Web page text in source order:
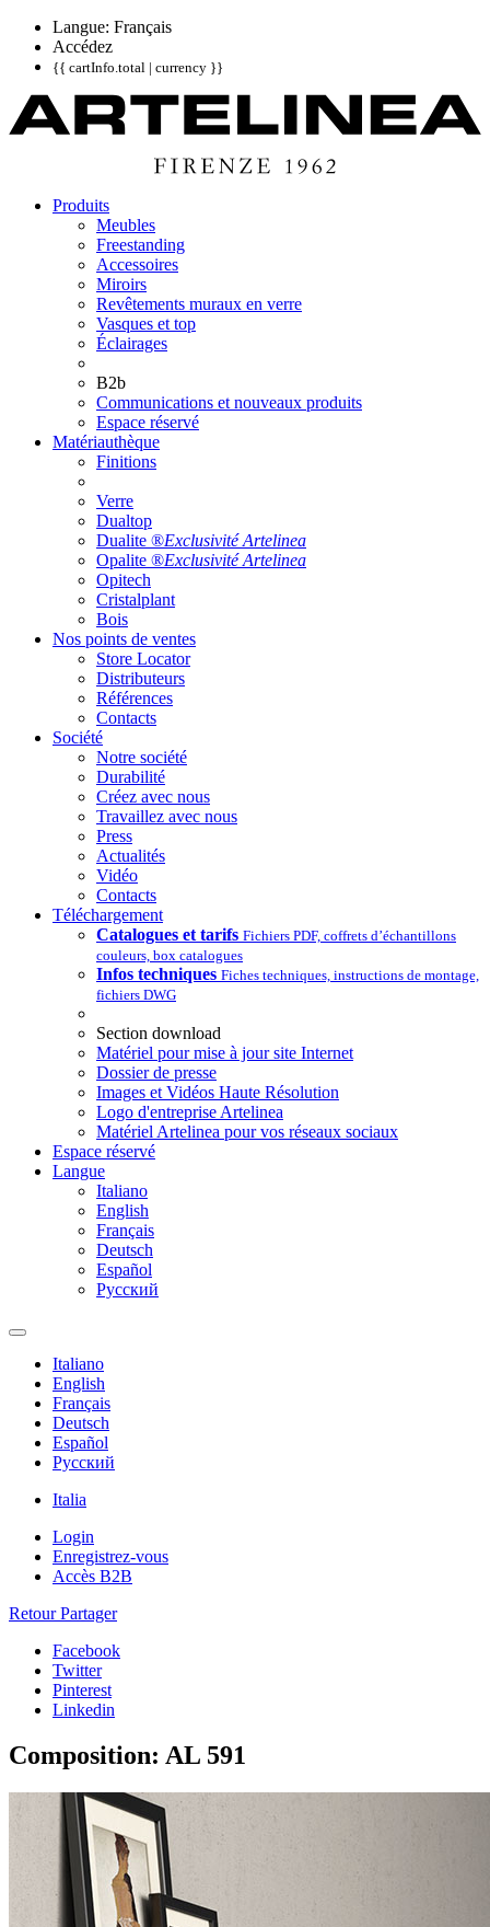
Langue: Français
Accédez
{{ cartInfo.total | currency }}
Produits
Meubles
Freestanding
Accessoires
Miroirs
Revêtements muraux en verre
Vasques et top
Éclairages
B2b
Communications et nouveaux produits
Espace réservé
Matériauthèque
Finitions
Verre
Dualtop
Dualite ®Exclusivité Artelinea
Opalite ®Exclusivité Artelinea
Opitech
Cristalplant
Bois
Nos points de ventes
Store Locator
Distributeurs
Références
Contacts
Société
Notre société
Durabilité
Créez avec nous
Travaillez avec nous
Press
Actualités
Vidéo
Contacts
Téléchargement
Catalogues et tarifs Fichiers PDF, coffrets d’échantillons
couleurs, box catalogues
Infos techniques Fiches techniques, instructions de montage,
fichiers DWG
Section download
Matériel pour mise à jour site Internet
Dossier de presse
Images et Vidéos Haute Résolution
Logo d'entreprise Artelinea
Matériel Artelinea pour vos réseaux sociaux
Espace réservé
Langue
Italiano
English
Français
Deutsch
Español
Pусский
Italiano
English
Français
Deutsch
Español
Pусский
Italia
Login
Enregistrez-vous
Accès B2B
Retour Partager
Facebook
Twitter
Pinterest
Linkedin
Composition: AL 591